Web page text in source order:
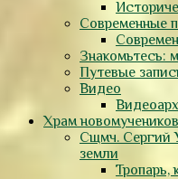
Современные
Знакомьтесь:
Путевые
Видео
Храм
Сщмч. Сергий
земли
Тропарь,